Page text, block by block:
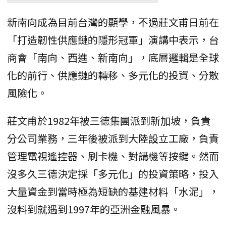
新南向成為目前台灣的顯學，不過莊文甫日前在
「打造韌性供應鏈的隱形冠軍」演講中表示，台
商會「南向、西進、新南向」，底層邏輯是全球
化的前行、供應鏈的轉移、多元化的投資、分散
風險化。
莊文甫於1982年被三德集團派到新加坡，負責
分公司業務，三年後被派到大陸設立工廠，負責
管理電視遙控器、刷卡機、對講機等按鍵。然而
沒多久三德決定採「多元化」的投資策略，投入
大量資金到當時極為短缺的基建材料「水泥」，
沒料到就遇到1997年的亞洲金融風暴。